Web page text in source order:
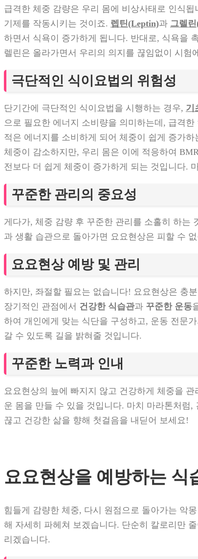
급격한 체중 감량은 우리 몸에 비상사태로 인식
기제를 작동시키는 것이죠. 렙틴(Leptin)과 그렐
하면서 식욕이 증가하게 됩니다. 반대로, 식욕을
렐린은 올라가면서 우리의 의지를 끊임없이 시험
극단적인 식이요법의 위험성
단기간에 극단적인 식이요법을 시행하는 경우, 기
으로 필요한 에너지 소비량을 의미하는데, 급격
적은 에너지를 소비하게 되어 체중이 쉽게 증가
체중이 감소하지만, 우리 몸은 이에 적응하여
전보다 더 쉽게 체중이 증가하게 되는 것입니다.
꾸준한 관리의 중요성
게다가, 체중 감량 후 꾸준한 관리를 소홀히 하는
과 생활 습관으로 돌아가면 요요현상은 피할 수
요요현상 예방 및 관리
하지만, 좌절할 필요는 없습니다! 요요현상은 충
장기적인 관점에서 건강한 식습관과 꾸준한 운동
하여 개인에게 맞는 식단을 구성하고, 운동 전문
갈 수 있도록 길을 밝혀줄 것입니다.
꾸준한 노력과 인내
요요현상의 늪에 빠지지 않고 건강하게 체중을
운 몸을 만들 수 있을 것입니다. 마치 마라톤처럼
끊고 건강한 삶을 향해 첫걸음을 내딛어 보세요!
요요현상을 예방하는 식
힘들게 감량한 체중, 다시 원점으로 돌아가는 악
해 자세히 파헤쳐 보겠습니다. 단순히 칼로리만
리겠습니다.